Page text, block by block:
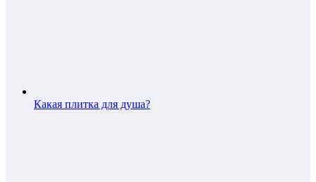
Какая плитка для душа?